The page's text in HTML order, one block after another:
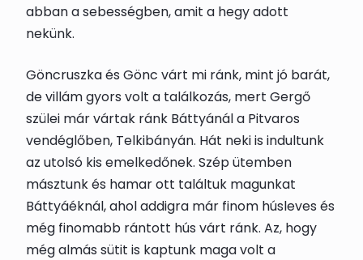
abban a sebességben, amit a hegy adott
nekünk.
Göncruszka és Gönc várt mi ránk, mint jó barát,
de villám gyors volt a találkozás, mert Gergő
szülei már vártak ránk Báttyánál a Pitvaros
vendéglőben, Telkibányán. Hát neki is indultunk
az utolsó kis emelkedőnek. Szép ütemben
másztunk és hamar ott találtuk magunkat
Báttyáéknál, ahol addigra már finom húsleves és
még finomabb rántott hús várt ránk. Az, hogy
még almás sütit is kaptunk maga volt a